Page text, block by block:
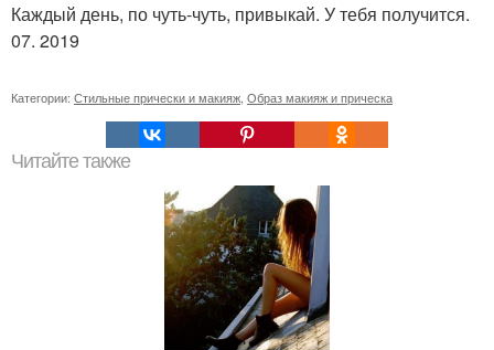
Каждый день, по чуть-чуть, привыкай. У тебя получится.
07. 2019
Категории: Стильные прически и макияж Образ макияж и прическа
Читайте также